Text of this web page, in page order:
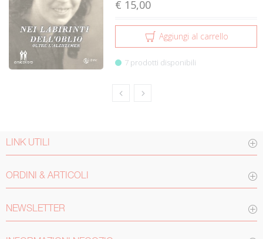
€ 15,00
Aggiungi al carrello
7 prodotti disponibili
LINK UTILI
ORDINI & ARTICOLI
NEWSLETTER